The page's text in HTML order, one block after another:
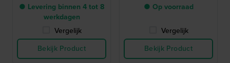
● Levering binnen 4 tot 8
werkdagen
Vergelijk
Bekijk Product
● Op voorraad
Vergelijk
Bekijk Product